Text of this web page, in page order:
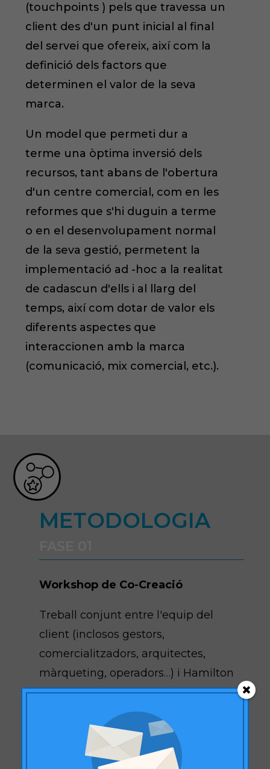
(touchpoints ) pels que travessa un
client des d'un punt inicial al final
del servei que ofereix, així com la
definició dels factors que
determinen el valor de la seva
marca.
Un model que permeti dur a
terme una òptima inversió dels
recursos, tant abans de l'obertura
d'un centre comercial, com en les
reformes que s'hi duguin a terme
o en el desenvolupament normal
de la seva gestió, permetent la
implementació ad -hoc a la realitat
de cadascun d'ells i al llarg del
temps, així com dotar de valor els
diferents aspectes que
interaccionen amb la marca
(comunicació, mix comercial, etc.).
METODOLOGIA
Workshop de Co-Creació
Treball conjunt entre l'equip del
client (inclosos gestors,
comercialitzadors, arquitectes,
màrqueting, operadors…) i Hamilton
per definir els atributs que cal tenir
en compte a cadascun dels
touchpoint davant la decisió de visita
a un Centre Comercial.